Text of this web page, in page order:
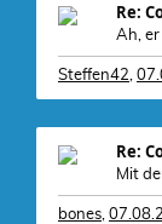
Re:
Ah,
Steffen42,
Re:
Mit
bones,